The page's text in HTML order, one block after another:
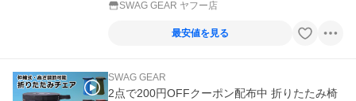
SWAG GEAR ヤフー店
最安値を見る
SWAG GEAR
2点で200円OFFクーポン配布中 折りたたみ椅